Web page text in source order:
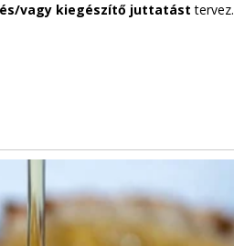
vagy kiegészítő juttatást tervez.